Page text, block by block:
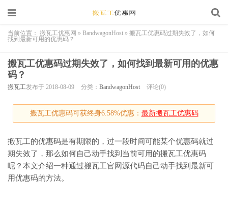
当前位置： 搬瓦工优惠网 » BandwagonHost » 搬瓦工优惠码过期失效了，如何
找到最新可用的优惠码？
搬瓦工优惠码过期失效了，如何找到最新可用的优惠
码？
搬瓦工发布于 2018-08-09 分类： BandwagonHost 评论(0)
搬瓦工优惠码可获终身6.58%优惠： 最新搬瓦工优惠码
搬瓦工的优惠码是有期限的，过一段时间可能某个优惠码就过
期失效了，那么如何自己动手找到当前可用的搬瓦工优惠码
呢？本文介绍一种通过搬瓦工官网源代码自己动手找到最新可
用优惠码的方法。